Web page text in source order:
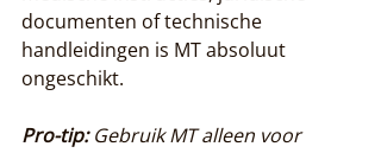
documenten of technische
handleidingen is MT absoluut
ongeschikt.
Pro-tip: Gebruik MT alleen voor